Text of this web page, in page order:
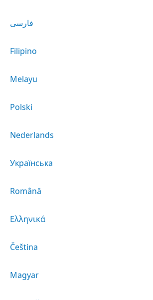
فارسی
Filipino
Melayu
Polski
Nederlands
Українська
Română
Ελληνικά
Čeština
Magyar